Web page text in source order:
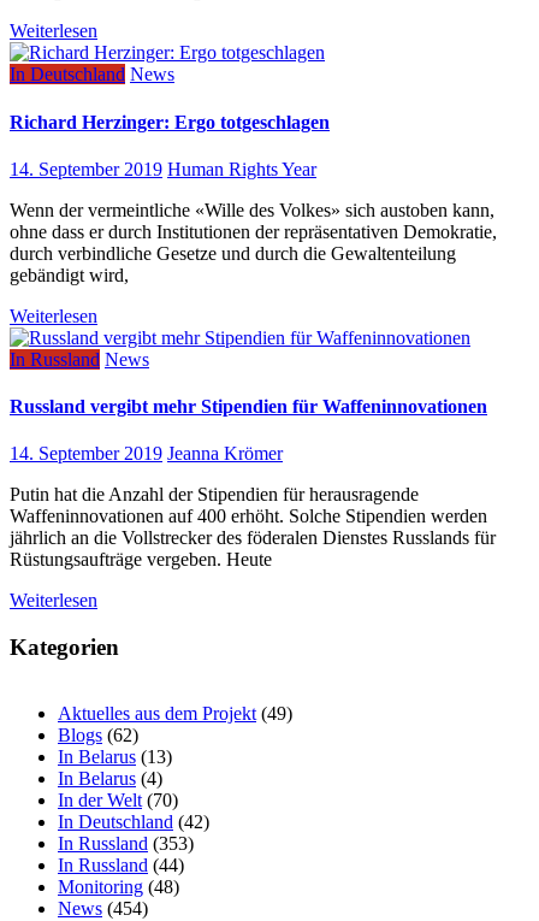
Weiterlesen
In Deutschland News
Richard Herzinger: Ergo totgeschlagen
14. September 2019 Human Rights Year
Wenn der vermeintliche «Wille des Volkes» sich austoben kann,
ohne dass er durch Institutionen der repräsentativen Demokratie,
durch verbindliche Gesetze und durch die Gewaltenteilung
gebändigt wird,
Weiterlesen
In Russland News
Russland vergibt mehr Stipendien für Waffeninnovationen
14. September 2019 Jeanna Krömer
Putin hat die Anzahl der Stipendien für herausragende
Waffeninnovationen auf 400 erhöht. Solche Stipendien werden
jährlich an die Vollstrecker des föderalen Dienstes Russlands für
Rüstungsaufträge vergeben. Heute
Weiterlesen
Kategorien
Aktuelles aus dem Projekt (49)
Blogs (62)
In Belarus (13)
In Belarus (4)
In der Welt (70)
In Deutschland (42)
In Russland (353)
In Russland (44)
Monitoring (48)
News (454)